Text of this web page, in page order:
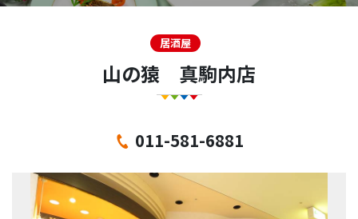
居酒屋
山の猿 真駒内店
011-581-6881